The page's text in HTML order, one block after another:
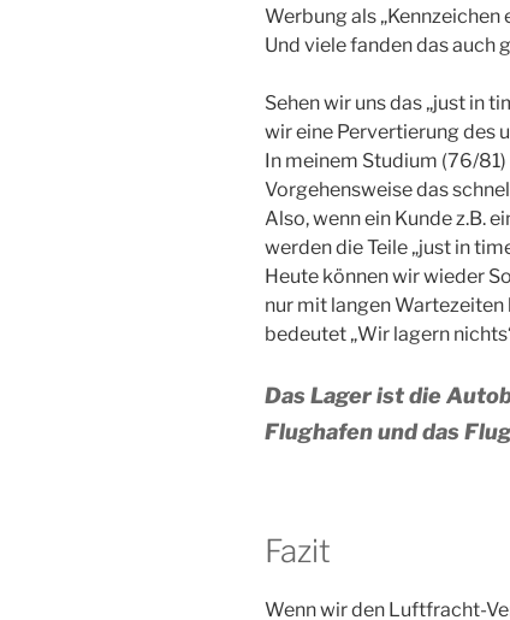
Werbung als
Und viele fanden das auch
Sehen wir uns das „just in
wir eine Pervertierung des
In meinem Studium (76/
Vorgehensweise das
Also, wenn ein Kunde z.B.
werden die Teile „just in
Heute können wir wieder
nur mit langen Wartezeiten
bedeutet „Wir lagern
Das Lager ist die
Flughafen und das
Fazit
Wenn wir den Luftfracht-